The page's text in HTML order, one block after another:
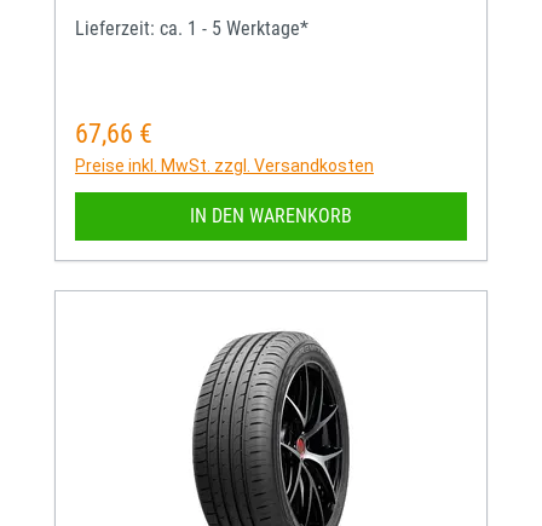
Lieferzeit: ca. 1 - 5 Werktage*
Regulärer Preis:
67,66 €
Preise inkl. MwSt. zzgl. Versandkosten
IN DEN WARENKORB